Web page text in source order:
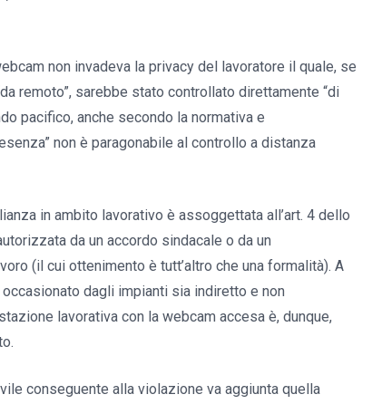
non invadeva la privacy del lavoratore il quale, se
remoto”, sarebbe stato controllato direttamente “di
pacifico, anche secondo la normativa e
non è paragonabile al controllo a distanza
in ambito lavorativo è assoggettata all’art. 4 dello
da un accordo sindacale o da un
(il cui ottenimento è tutt’altro che una formalità). A
dagli impianti sia indiretto e non
lavorativa con la webcam accesa è, dunque,
conseguente alla violazione va aggiunta quella